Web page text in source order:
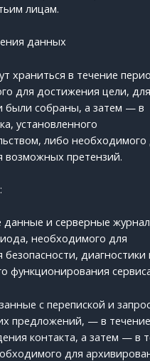
лицам.
данных
храниться в течение
для достижения цели, для
были собраны, а затем — в
установленного
либо необходимого
возможных претензий.
данные и серверные
необходимого для
безопасности, диагностики
функционирования
с перепиской и
предложений, — в течение
контакта, а затем — в
для